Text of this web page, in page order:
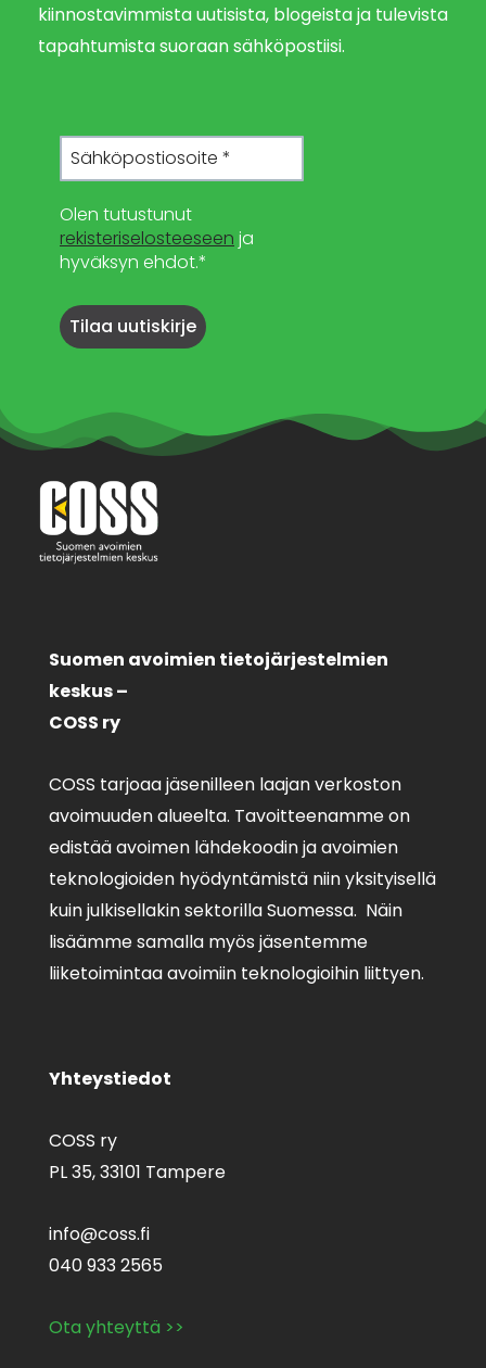
kiinnostavimmista uutisista, blogeista ja tulevista
tapahtumista suoraan sähköpostiisi.
Olen tutustunut
rekisteriselosteeseen ja
hyväksyn ehdot.*
Suomen avoimien tietojärjestelmien
keskus –
COSS ry
COSS tarjoaa jäsenilleen laajan verkoston
avoimuuden alueelta. Tavoitteenamme on
edistää avoimen lähdekoodin ja avoimien
teknologioiden hyödyntämistä niin yksityisellä
kuin julkisellakin sektorilla Suomessa. Näin
lisäämme samalla myös jäsentemme
liiketoimintaa avoimiin teknologioihin liittyen.
Yhteystiedot
COSS ry
PL 35,33101 Tampere
info@coss.fi
040 933 2565
Ota yhteyttä >>